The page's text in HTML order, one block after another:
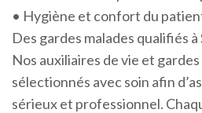
• Hygiène et confort du
Des gardes malades qualifiés à
Nos auxiliaires de vie et
sélectionnés avec soin afin
sérieux et professionnel.